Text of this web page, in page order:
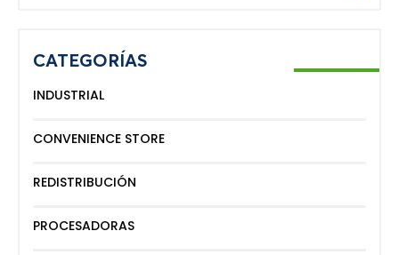
CATEGORÍAS
PROCESADORAS
REDISTRIBUCIÓN
INDUSTRIAL
CONVENIENCE STORE